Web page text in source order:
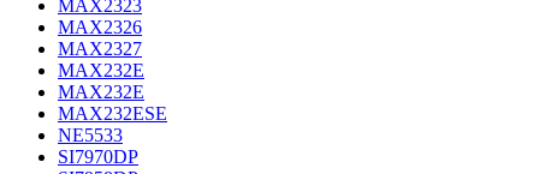
MAX2323
MAX2326
MAX2327
MAX232E
MAX232E
MAX232ESE
NE5533
SI7970DP